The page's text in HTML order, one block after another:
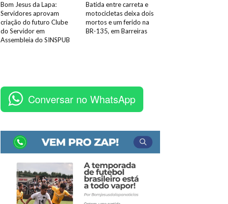
Bom Jesus da Lapa:
Servidores aprovam
criação do futuro Clube
do Servidor em
Assembleia do SINSPUB
Batida entre carreta e
motocicletas deixa dois
mortos e um ferido na
BR-135, em Barreiras
Conversar no WhatsApp